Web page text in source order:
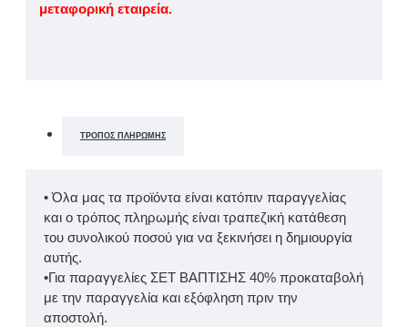
μεταφορική εταιρεία.
ΤΡΌΠΟΣ ΠΛΗΡΩΜΉΣ
• Όλα μας τα προϊόντα είναι κατόπιν παραγγελίας
και ο τρόπος πληρωμής είναι τραπεζική κατάθεση
του συνολικού ποσού για να ξεκινήσει η δημιουργία
αυτής.
•Για παραγγελίες ΣΕΤ ΒΑΠΤΙΣΗΣ 40% προκαταβολή
με την παραγγελία και εξόφληση πριν την
αποστολή.